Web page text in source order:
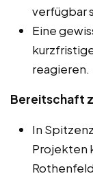
verfügbar
Eine
reagieren.
Bereitschaft
In
Projekten